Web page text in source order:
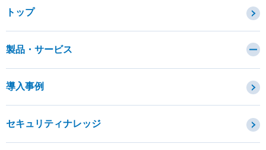
トップ
製品・サービス
導入事例
セキュリティナレッジ